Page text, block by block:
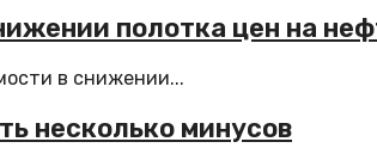
полотка цен на
в снижении...
несколько минусов